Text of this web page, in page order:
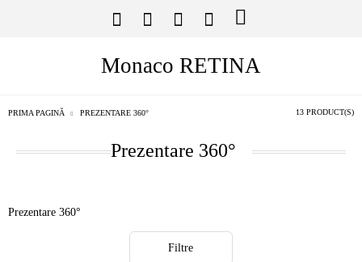
Monaco RETINA
PRIMA PAGINĂ PREZENTARE 360° 13 PRODUCT(S)
Prezentare 360°
Prezentare 360°
Filtre